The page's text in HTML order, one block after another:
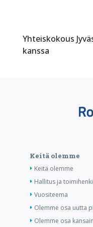
Yhteiskokous
kanssa
Keitä olemme
Keitä olemme
Hallitus ja
Vuositeema
Olemme osa uutta
Olemme osa